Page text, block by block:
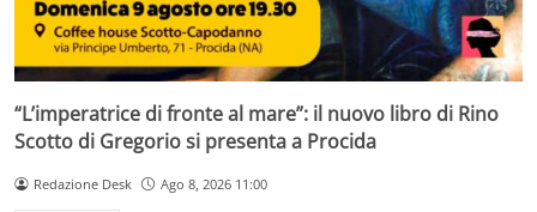
“L’imperatrice di fronte al mare”: il nuovo libro di Rino
Scotto di Gregorio si presenta a Procida
Redazione Desk Ago 8, 2026 11:00